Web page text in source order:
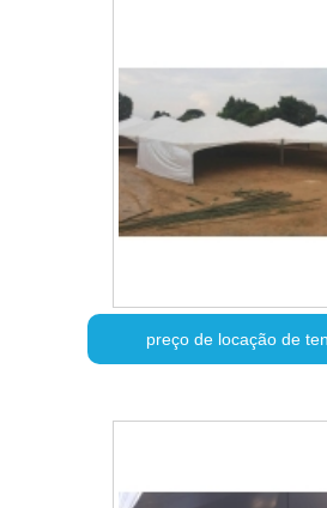
preço de locação de